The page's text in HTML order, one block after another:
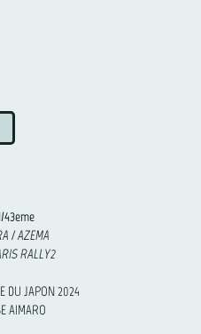
43eme
/ AZEMA
RALLY2
DU JAPON 2024
AIMARO